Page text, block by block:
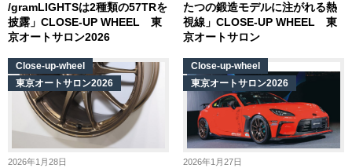
/gramLIGHTSは2種類の57TRを
披露」CLOSE-UP WHEEL 東
京オートサロン2026
たつの鍛造モデルに注がれる熱
視線」CLOSE-UP WHEEL 東
京オートサロン
2026年1月28日
Close-up-wheel
東京オートサロン2026
2026年1月27日
Close-up-wheel
東京オートサロン2026